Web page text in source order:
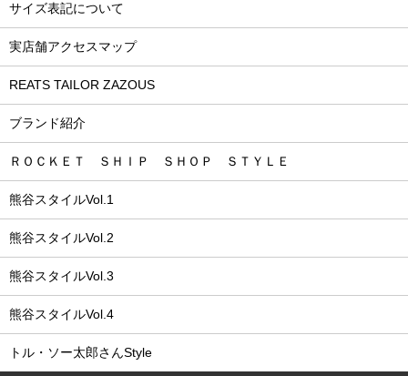
サイズ表記について
実店舗アクセスマップ
REATS TAILOR ZAZOUS
ブランド紹介
ＲＯＣＫＥＴ ＳＨＩＰ ＳＨＯＰ ＳＴＹＬＥ
熊谷スタイルVol.1
熊谷スタイルVol.2
熊谷スタイルVol.3
熊谷スタイルVol.4
トル・ソー太郎さんStyle